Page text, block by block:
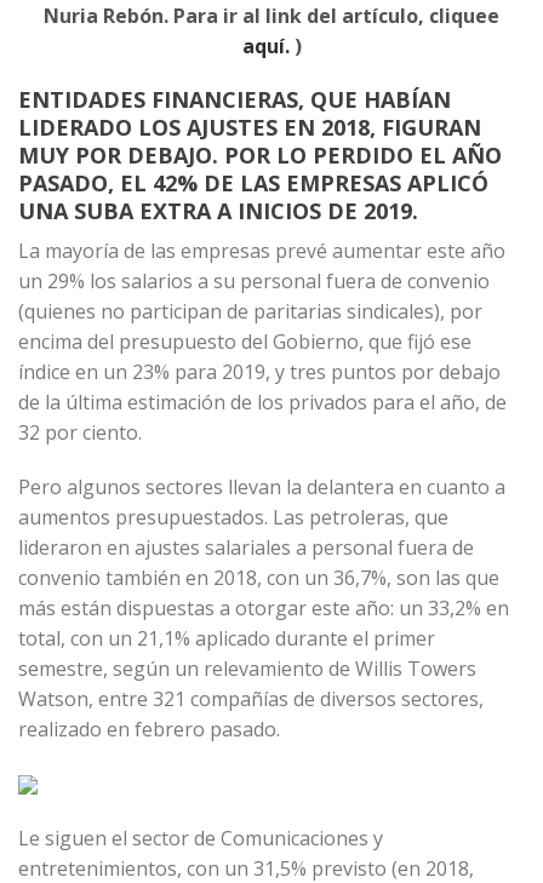
Nuria Rebón. Para ir al link del artículo, cliquee
aquí. )
ENTIDADES FINANCIERAS, QUE HABÍAN
LIDERADO LOS AJUSTES EN 2018, FIGURAN
MUY POR DEBAJO. POR LO PERDIDO EL AÑO
PASADO, EL 42% DE LAS EMPRESAS APLICÓ
UNA SUBA EXTRA A INICIOS DE 2019.
La mayoría de las empresas prevé aumentar este año
un 29% los salarios a su personal fuera de convenio
(quienes no participan de paritarias sindicales), por
encima del presupuesto del Gobierno, que fijó ese
índice en un 23% para 2019, y tres puntos por debajo
de la última estimación de los privados para el año, de
32 por ciento.
Pero algunos sectores llevan la delantera en cuanto a
aumentos presupuestados. Las petroleras, que
lideraron en ajustes salariales a personal fuera de
convenio también en 2018, con un 36,7%, son las que
más están dispuestas a otorgar este año: un 33,2% en
total, con un 21,1% aplicado durante el primer
semestre, según un relevamiento de Willis Towers
Watson, entre 321 compañías de diversos sectores,
realizado en febrero pasado.
Le siguen el sector de Comunicaciones y
entretenimientos, con un 31,5% previsto (en 2018,